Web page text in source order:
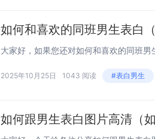
如何和喜欢的同班男生表白
2025年10月25日 1043 阅读 #表白男生
如何跟男生表白图片高清（